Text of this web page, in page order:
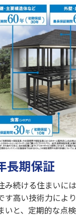
長期保証
み続ける住まいに
す高い技術力によ
いと、定期的な点